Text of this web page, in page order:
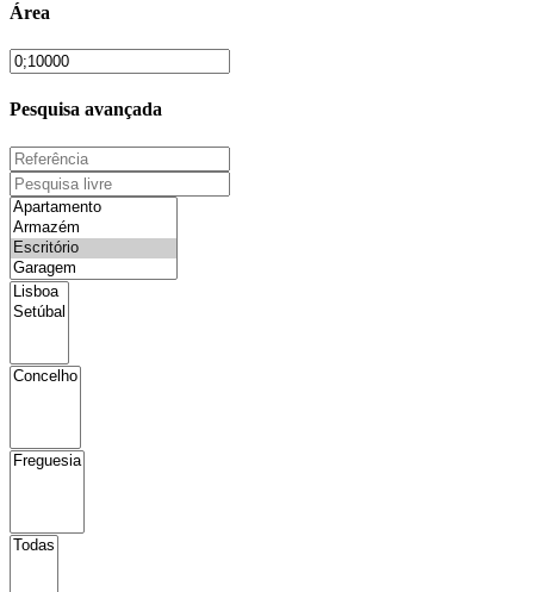
Área
Pesquisa avançada